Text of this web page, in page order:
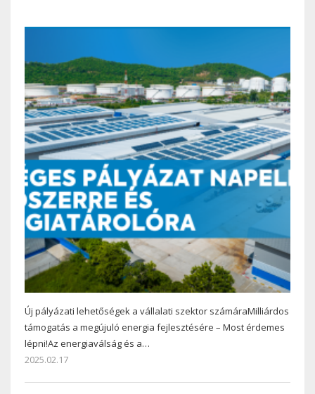
Új pályázati lehetőségek a vállalati szektor számáraMilliárdos
támogatás a megújuló energia fejlesztésére – Most érdemes
lépni!Az energiaválság és a…
2025.02.17